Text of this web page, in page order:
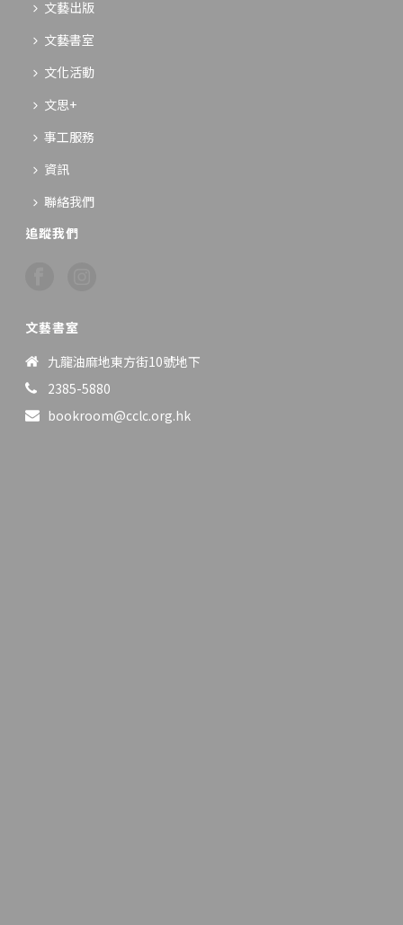
文藝出版
文藝書室
文化活動
文思+
事工服務
資訊
聯絡我們
追蹤我們
文藝書室
九龍油麻地東方街10號地下
2385-5880
bookroom@cclc.org.hk